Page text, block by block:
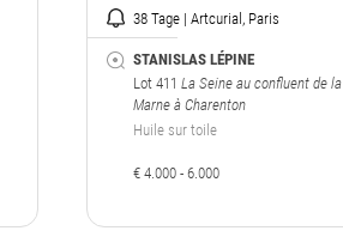
38 Tage | Artcurial, Paris
STANISLAS LÉPINE
Lot 411 La Seine au confluent de la
Marne à Charenton
Huile sur toile
€ 4.000 - 6.000